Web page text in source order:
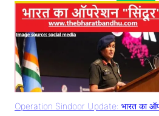
Operation Sindoor Update: भारत का